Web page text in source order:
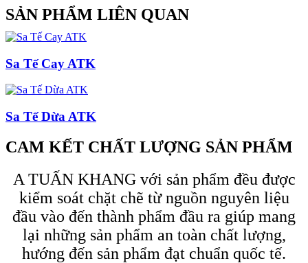
SẢN PHẨM LIÊN QUAN
Sa Tế Cay ATK
Sa Tế Dừa ATK
CAM KẾT CHẤT LƯỢNG SẢN PHẨM
A TUẤN KHANG với sản phẩm đều được
kiểm soát chặt chẽ từ nguồn nguyên liệu
đầu vào đến thành phẩm đầu ra giúp mang
lại những sản phẩm an toàn chất lượng,
hướng đến sản phẩm đạt chuẩn quốc tế.